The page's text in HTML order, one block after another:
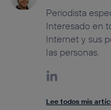
Periodista
Interesado en
Internet y sus
las personas.
Lee todos mis